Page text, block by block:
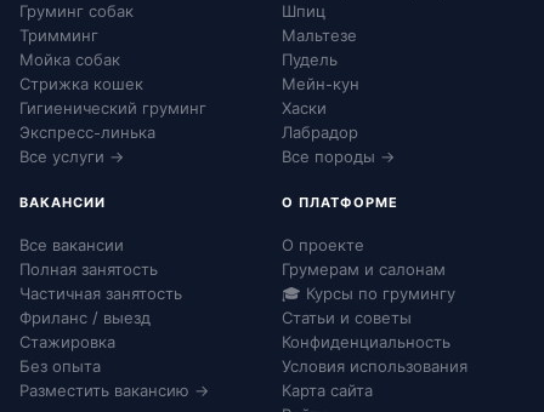
Груминг собак
Тримминг
Мойка собак
Стрижка кошек
Гигиенический груминг
Экспресс-линька
Все услуги →
Шпиц
Мальтезе
Пудель
Мейн-кун
Хаски
Лабрадор
Все породы →
ВАКАНСИИ
Все вакансии
Полная занятость
Частичная занятость
Фриланс / выезд
Стажировка
Без опыта
Разместить вакансию →
О ПЛАТФОРМЕ
О проекте
Грумерам и салонам
🎓 Курсы по грумингу
Статьи и советы
Конфиденциальность
Условия использования
Карта сайта